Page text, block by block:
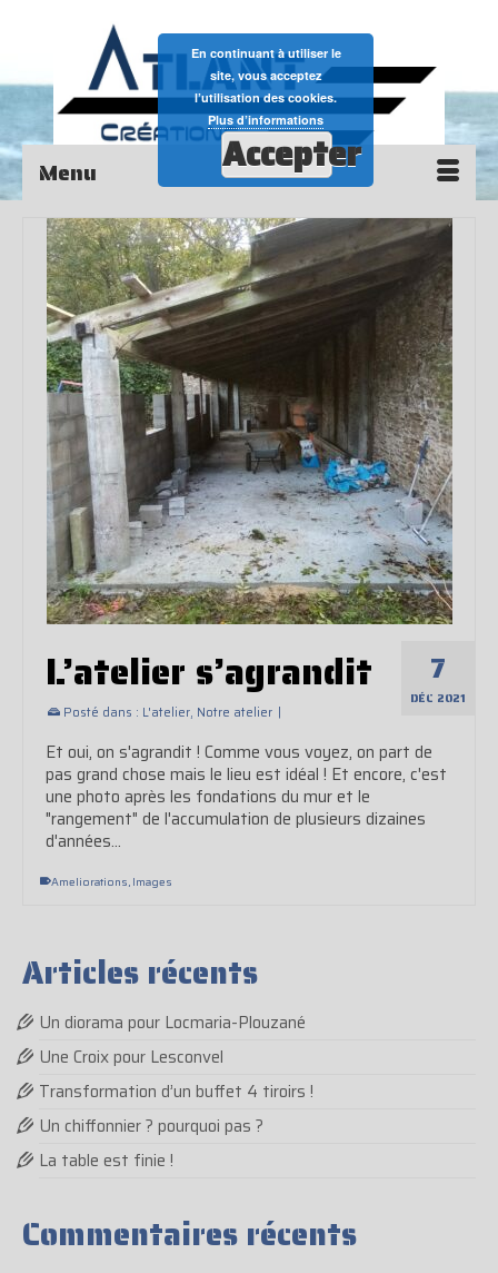
Menu
7
DÉC 2021
L’atelier s’agrandit
Posté dans : L'atelier, Notre atelier |
Et oui, on s'agrandit ! Comme vous voyez, on part de
pas grand chose mais le lieu est idéal ! Et encore, c'est
une photo après les fondations du mur et le
"rangement" de l'accumulation de plusieurs dizaines
d'années...
Ameliorations, Images
Articles récents
Un diorama pour Locmaria-Plouzané
Une Croix pour Lesconvel
Transformation d’un buffet 4 tiroirs !
Un chiffonnier ? pourquoi pas ?
La table est finie !
Commentaires récents
En continuant à utiliser le
site, vous acceptez
l’utilisation des cookies.
Plus d’informations
Accepter